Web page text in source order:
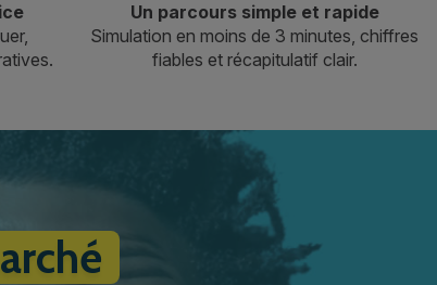
Un parcours simple et rapide
Simulation en moins de 3 minutes, chiffres
fiables et récapitulatif clair.